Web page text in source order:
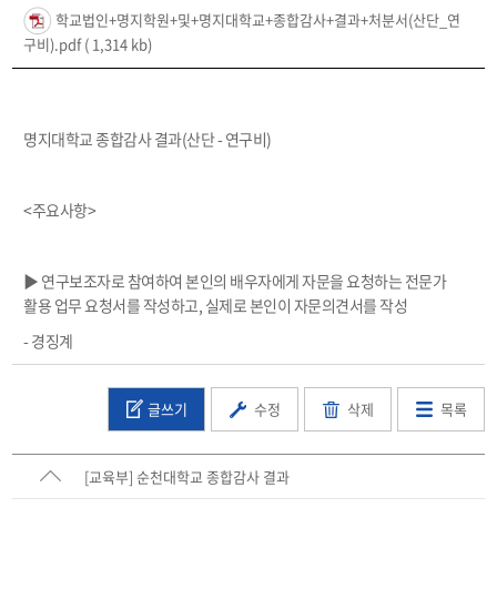
학교법인+명지학원+및+명지대학교+종합감사+결과+처분서(산단_연
구비).pdf( 1,314 kb)
명지대학교 종합감사 결과(산단 - 연구비)
<주요사항>
▶ 연구보조자로 참여하여 본인의 배우자에게 자문을 요청하는 전문가
활용 업무 요청서를 작성하고, 실제로 본인이 자문의견서를 작성
- 경징계
글쓰기 수정 삭제 목록
[교육부] 순천대학교 종합감사 결과